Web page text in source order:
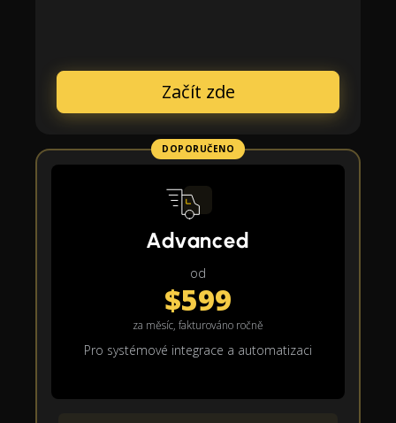
Začít zde
DOPORUČENO
Advanced
od
$599
za měsíc, fakturováno ročně
Pro systémové integrace a automatizaci